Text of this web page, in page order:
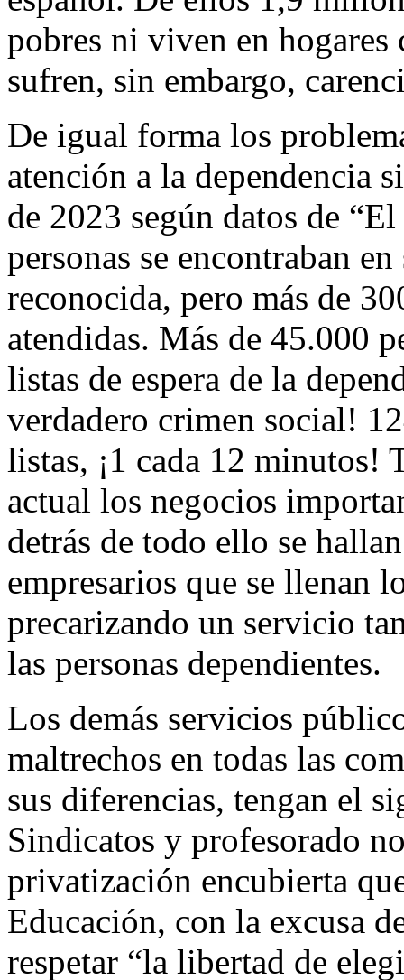
pobres ni viven en hogares
sufren, sin embargo,
De igual forma los
atención a la dependencia
de 2023 según datos de
personas se encontraban
reconocida, pero más de
atendidas. Más de 45.000
listas de espera de la
verdadero crimen social!
listas, ¡1 cada 12 minutos!
actual los negocios
detrás de todo ello se
empresarios que se llenan
precarizando un servicio
las personas dependientes.
Los demás servicios
maltrechos en todas las
sus diferencias, tengan el
Sindicatos y profesorado
privatización encubierta
Educación, con la excusa
respetar “la libertad de